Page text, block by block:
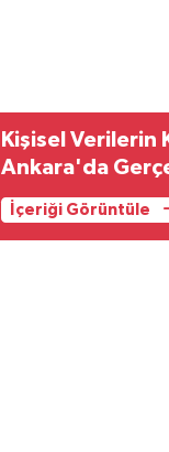
Kişisel Verilerin
Ankara'da
İçeriği Görüntüle